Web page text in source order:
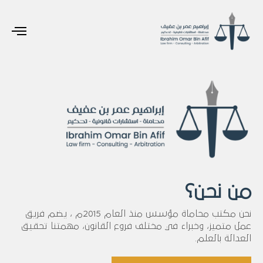
من نحن؟
نحن مكتب محاماة مؤسس منذ العام 2015م ، يضم فريق
عمل متميز، وخبراء في مختلف فروع القانون، مهمتنا تحقيق
العدالة بالعلم.